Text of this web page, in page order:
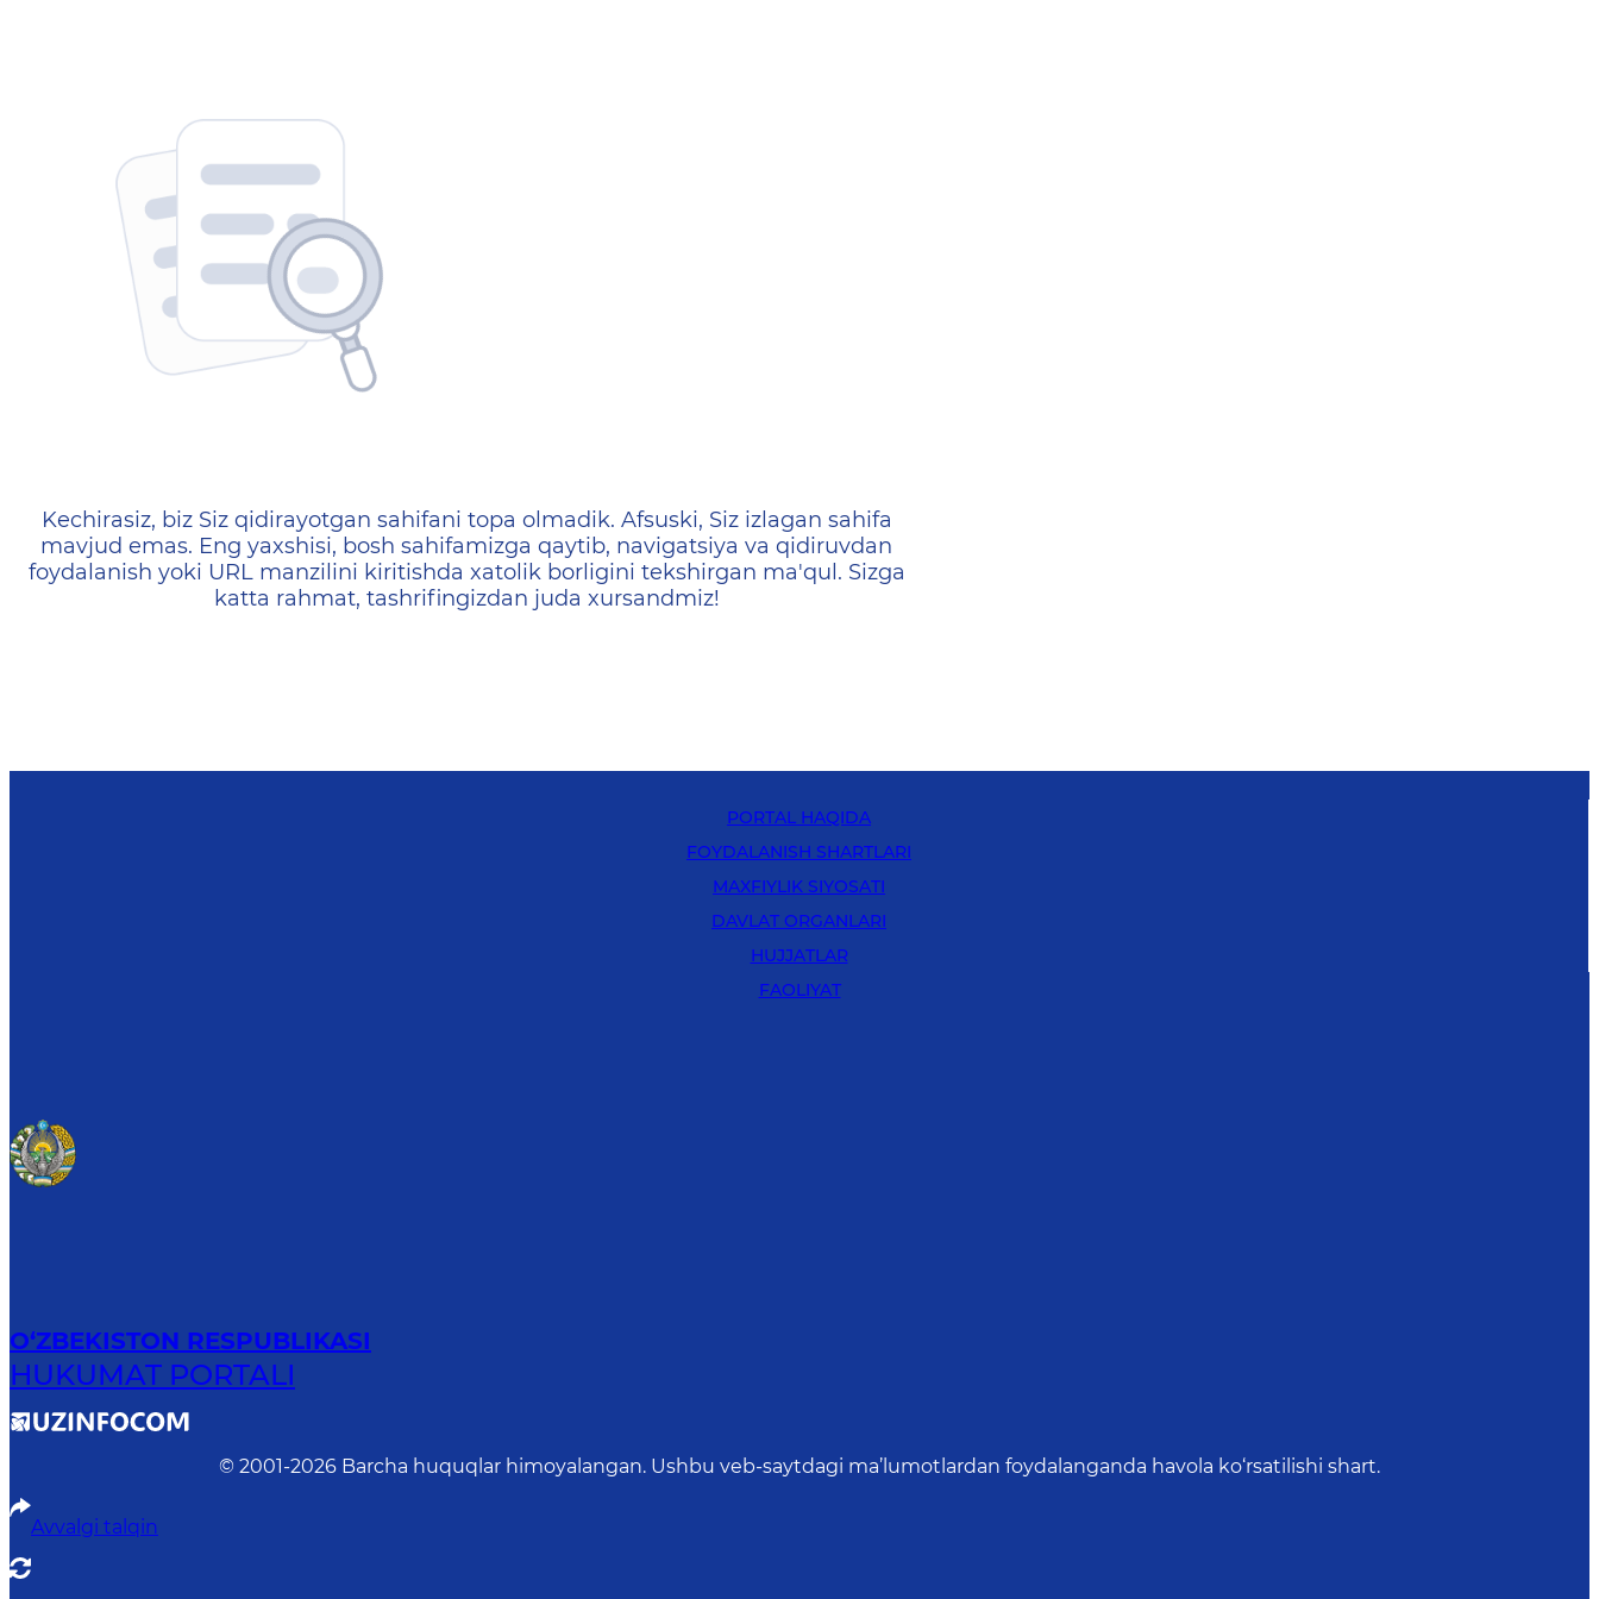
404 — Страница не найдена
Kechirasiz, biz Siz qidirayotgan sahifani topa olmadik. Afsuski, Siz izlagan sahifa
mavjud emas. Eng yaxshisi, bosh sahifamizga qaytib, navigatsiya va qidiruvdan
foydalanish yoki URL manzilini kiritishda xatolik borligini tekshirgan ma'qul. Sizga
katta rahmat, tashrifingizdan juda xursandmiz!
PORTAL HAQIDA
FOYDALANISH SHARTLARI
MAXFIYLIK SIYOSATI
DAVLAT ORGANLARI
HUJJATLAR
FAOLIYAT
O‘ZBEKISTON RESPUBLIKASI
HUKUMAT PORTALI
© 2001-2026 Barcha huquqlar himoyalangan. Ushbu veb-saytdagi ma’lumotlardan foydalanganda havola ko‘rsatilishi shart.
Avvalgi talqin